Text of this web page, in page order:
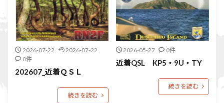
2026-07-22
2026-07-22
0件
202607_近着ＱＳＬ
続きを読む
2026-05-27 0件
近着QSL KP5・9U・TY
続きを読む